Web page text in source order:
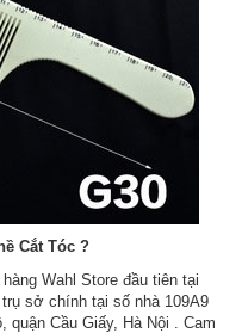
Cắt Tóc ?
Wahl Store đầu tiên tại
sở chính tại số nhà 109A9
Cầu Giấy, Hà Nội . Cam